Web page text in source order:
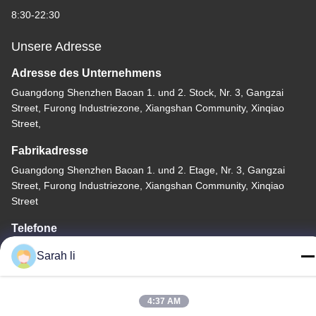
8:30-22:30
Unsere Adresse
Adresse des Unternehmens
Guangdong Shenzhen Baoan 1. und 2. Stock, Nr. 3, Gangzai
Street, Furong Industriezone, Xiangshan Community, Xinqiao
Street,
Fabrikadresse
Guangdong Shenzhen Baoan 1. und 2. Etage, Nr. 3, Gangzai
Street, Furong Industriezone, Xiangshan Community, Xinqiao
Street
Telefone
86-0755-27097532-8:30
Sarah li
4:37 AM